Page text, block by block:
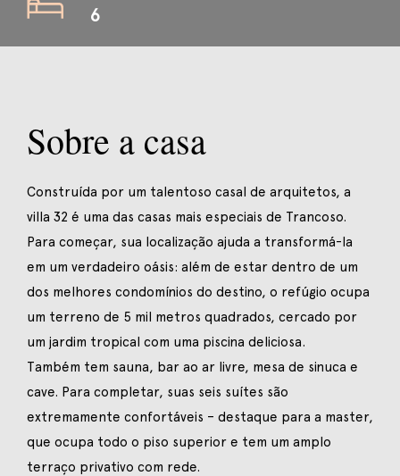
6
Sobre a casa
Construída por um talentoso casal de arquitetos, a
villa 32 é uma das casas mais especiais de Trancoso.
Para começar, sua localização ajuda a transformá-la
em um verdadeiro oásis: além de estar dentro de um
dos melhores condomínios do destino, o refúgio ocupa
um terreno de 5 mil metros quadrados, cercado por
um jardim tropical com uma piscina deliciosa.
Também tem sauna, bar ao ar livre, mesa de sinuca e
cave. Para completar, suas seis suítes são
extremamente confortáveis – destaque para a master,
que ocupa todo o piso superior e tem um amplo
terraço privativo com rede.